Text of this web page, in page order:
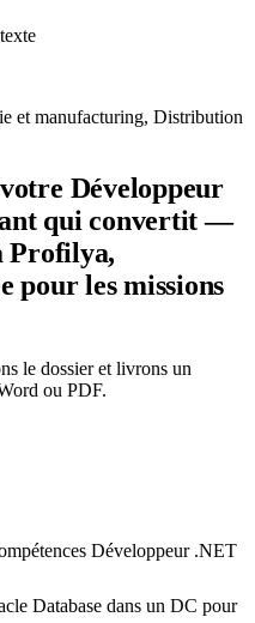
et manufacturing, Distribution
Développeur
qui convertit —
Profilya,
pour les missions
le dossier et livrons un
ou PDF.
Développeur .NET
Database dans un DC pour